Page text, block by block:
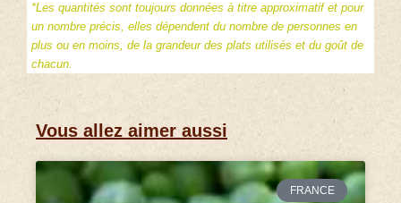
*Les quantités sont toujours données à titre approximatif et pour
un nombre précis, elles dépendent du nombre de personnes en
plus ou en moins, de la grandeur des plats utilisés et du goût de
chacun.
Vous allez aimer aussi
FRANCE